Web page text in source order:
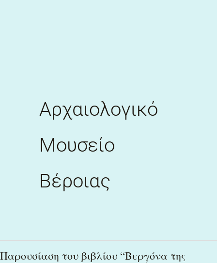
Αρχαιολογικό
Μουσείο
Βέροιας
Παρουσίαση του βιβλίου “Βεργόνα της
Παρουσίαση